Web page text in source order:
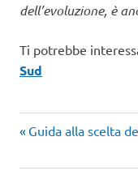
dell’evoluzione, è
Ti potrebbe
Sud
Articolo
Guida alla scelta